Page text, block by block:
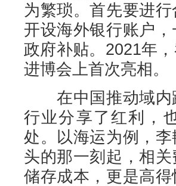
为繁琐。首先要进
开设海外银行账户
政府补贴。2021年
进博会上首次亮相。
在中国推动域内
行业分享了红利，
处。以海运为例，
头的那一刻起，相
储存成本，更是高